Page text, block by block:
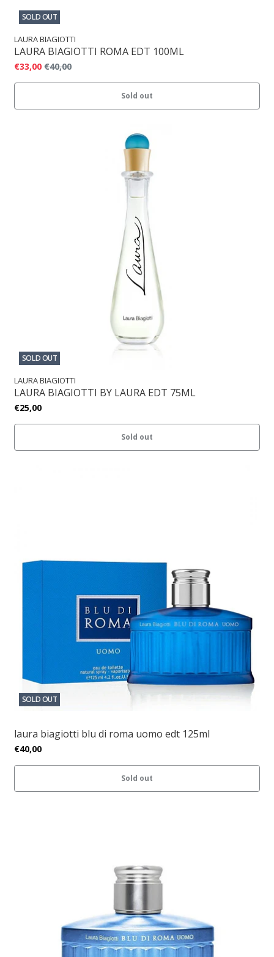
SOLD OUT
LAURA BIAGIOTTI
LAURA BIAGIOTTI ROMA EDT 100ML
€33,00 €40,00
Sold out
SOLD OUT
LAURA BIAGIOTTI
LAURA BIAGIOTTI BY LAURA EDT 75ML
€25,00
Sold out
SOLD OUT
laura biagiotti blu di roma uomo edt 125ml
€40,00
Sold out